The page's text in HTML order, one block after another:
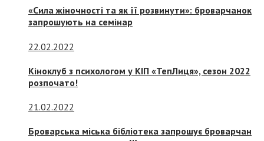
«Сила жіночності та як її розвинути»: броварчанок
запрошують на семінар
22.02.2022
Кіноклуб з психологом у КІП «ТепЛиця», сезон 2022
розпочато!
21.02.2022
Броварська міська бібліотека запрошує броварчан